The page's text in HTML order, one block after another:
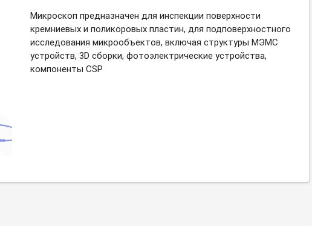
Микроскоп предназначен для инспекции поверхности
кремниевых и поликоровых пластин, для подповерхностного
исследования микрообъектов, включая структуры MЭMC
устройств, 3D сборки, фотоэлектрические устройства,
компоненты CSP